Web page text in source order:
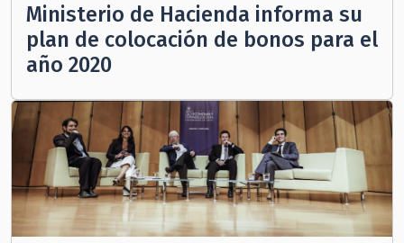
Ministerio de Hacienda informa su
plan de colocación de bonos para el
año 2020